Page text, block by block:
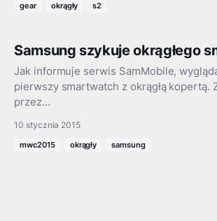
gear okrągły s2
Samsung szykuje okrągłego
Jak informuje serwis SamMobile,
pierwszy smartwatch z okrągłą kopertą.
przez…
10 stycznia 2015
mwc2015 okrągły samsung